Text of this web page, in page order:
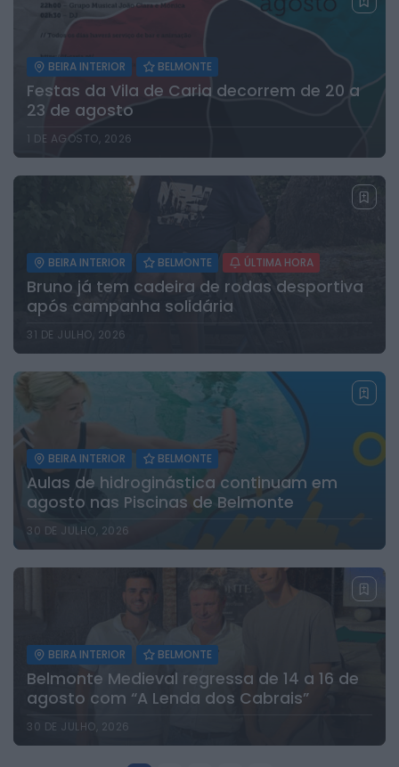
BEIRA INTERIOR BELMONTE
Festas da Vila de Caria decorrem de 20 a
23 de agosto
1 DE AGOSTO, 2026
BEIRA INTERIOR BELMONTE ÚLTIMA HORA
Bruno já tem cadeira de rodas desportiva
após campanha solidária
31 DE JULHO, 2026
BEIRA INTERIOR BELMONTE
Aulas de hidroginástica continuam em
agosto nas Piscinas de Belmonte
30 DE JULHO, 2026
BEIRA INTERIOR BELMONTE
Belmonte Medieval regressa de 14 a 16 de
agosto com “A Lenda dos Cabrais”
30 DE JULHO, 2026